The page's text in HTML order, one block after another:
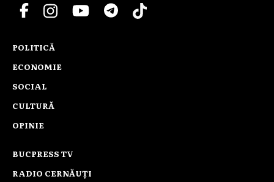
POLITICĂ
ECONOMIE
SOCIAL
CULTURĂ
OPINIE
BUCPRESS TV
RADIO CERNĂUȚI